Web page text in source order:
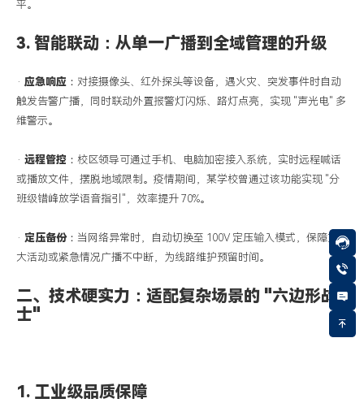
平。
3. 智能联动：从单一广播到全域管理的升级
· 应急响应 ：对接摄像头、红外探头等设备，遇火灾、突发事件时自动
触发告警广播，同时联动外置报警灯闪烁、路灯点亮，实现 "声光电" 多
维警示。
· 远程管控 ：校区领导可通过手机、电脑加密接入系统，实时远程喊话
或播放文件，摆脱地域限制。疫情期间，某学校曾通过该功能实现 "分
班级错峰放学语音指引"，效率提升 70%。
· 定压备份：当网络异常时，自动切换至 100V 定压输入模式，保障重
大活动或紧急情况广播不中断，为线路维护预留时间。
二、 技术硬实力：适配复杂场景的 "六边形战
士"
1. 工业级品质保障